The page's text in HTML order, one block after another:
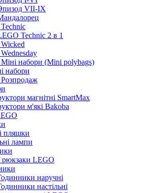
VII-IX
Technic 2 в 1
набори (Mini polybags)
набори
магнітні SmartMax
м'які Bakoba
пляшки
лампи
рюкзаки LEGO
наручні
настільні